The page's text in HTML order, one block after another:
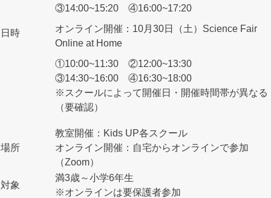
日時
③14:00~15:20 ④16:00~17:20
オンライン開催：10月30日（土）Science Fair
Online at Home
①10:00~11:30 ②12:00~13:30
③14:30~16:00 ④16:30~18:00
※スクールによって開催日・開催時間帯が異なる
（要確認）
場所
教室開催：Kids UP各スクール
オンライン開催：自宅からオンラインで参加
（Zoom）
対象
満3歳～小学6年生
※オンラインは要保護者参加